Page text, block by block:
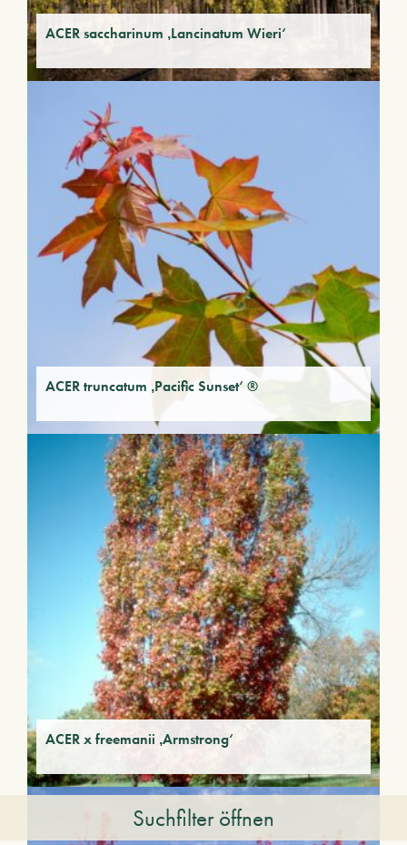
ACER saccharinum ‚Lancinatum Wieri‘
ACER truncatum ‚Pacific Sunset‘ ®
ACER x freemanii ‚Armstrong‘
Suchfilter öffnen